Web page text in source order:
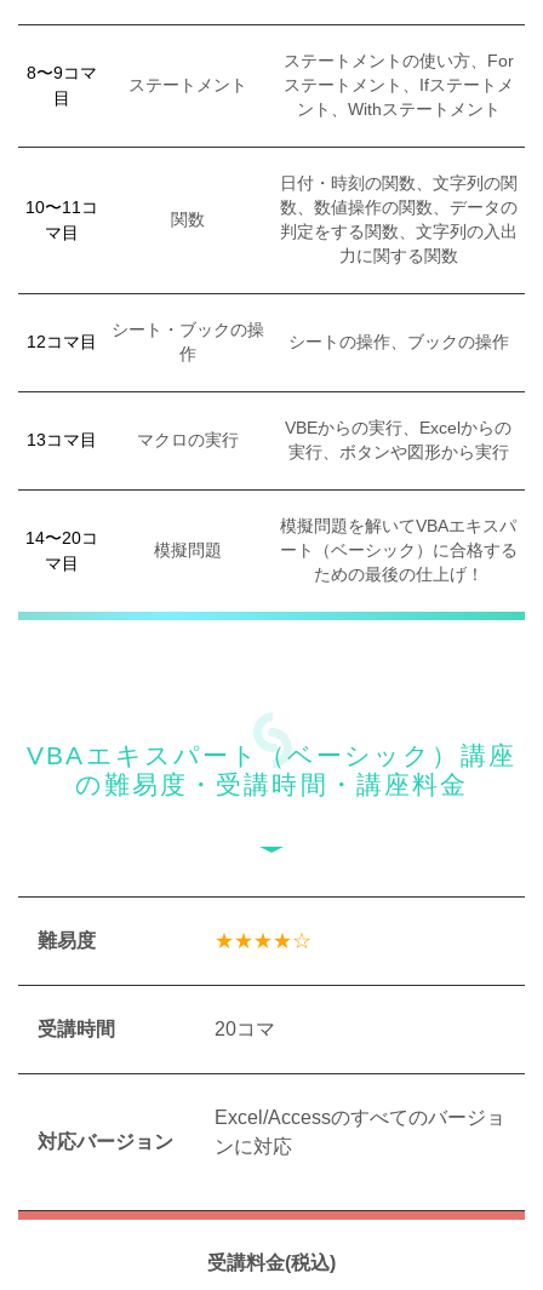
8〜9コマ
目
ステートメント
ステートメントの使い方、For
ステートメント、Ifステートメ
ント、Withステートメント
10〜11コ
マ目
関数
日付・時刻の関数、文字列の関
数、数値操作の関数、データの
判定をする関数、文字列の入出
力に関する関数
12コマ目
シート・ブックの操
作
シートの操作、ブックの操作
13コマ目 マクロの実行
VBEからの実行、Excelからの
実行、ボタンや図形から実行
14〜20コ
マ目
模擬問題
模擬問題を解いてVBAエキスパ
ート（ベーシック）に合格する
ための最後の仕上げ！
VBAエキスパート（ベーシック）講座
の難易度・受講時間・講座料金
難易度 ★★★★☆
受講時間 20コマ
対応バージョン
Excel/Accessのすべてのバージョ
ンに対応
受講料金(税込)